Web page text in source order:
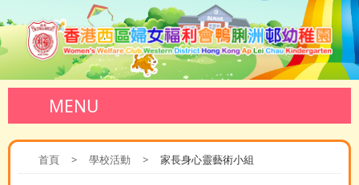
MENU
首頁 > 學校活動 > 家長身心靈藝術小組